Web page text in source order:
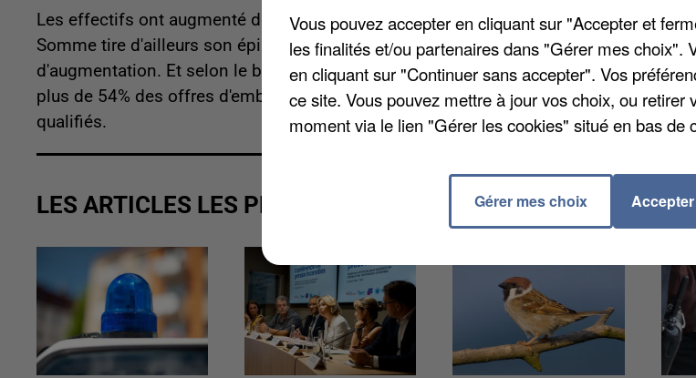
Les effectifs ont augmenté de 11,5% le mois dernier dans le département par
Somme tire d'ailleurs son épingle du jeu car la moyenne pour les Hauts-de-France se
d'augmentation. Et selon le baromètre Prism'Emploi publié aujourd'hui, l'industrie a
plus de 54% des offres d'embauche en intérim. Et elle recherchait essentiellement
qualifiés.
LES ARTICLES LES PLUS VUS
Vous pouvez accepter en cliquant sur "Accepter et
les finalités et/ou partenaires dans "Gérer mes choix".
en cliquant sur "Continuer sans accepter". Vos
ce site. Vous pouvez mettre à jour vos choix, ou retirer
moment via le lien "Gérer les cookies" situé en bas de
Gérer mes choix